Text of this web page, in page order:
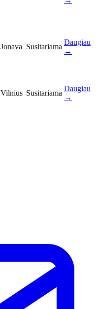
Jonava Susitariama
Daugiau
→
Vilnius Susitariama
Daugiau
→